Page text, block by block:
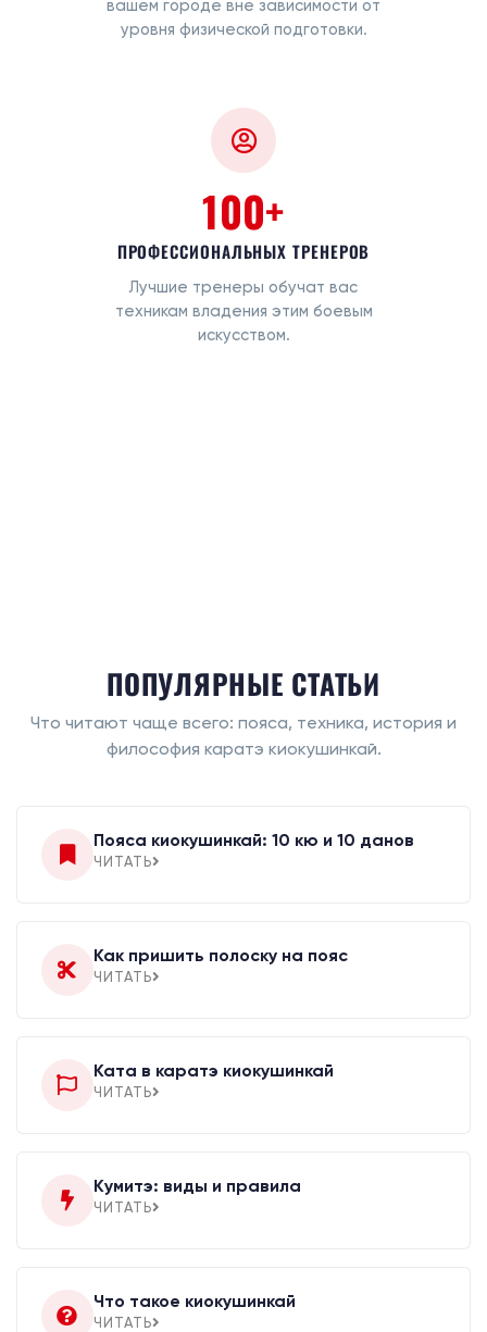
вашем городе вне зависимости от
уровня физической подготовки.
100+
ПРОФЕССИОНАЛЬНЫХ ТРЕНЕРОВ
Лучшие тренеры обучат вас
техникам владения этим боевым
искусством.
ПОПУЛЯРНЫЕ СТАТЬИ
Что читают чаще всего: пояса, техника, история и
философия каратэ киокушинкай.
Пояса киокушинкай: 10 кю и 10 данов
ЧИТАТЬ
Как пришить полоску на пояс
ЧИТАТЬ
Ката в каратэ киокушинкай
ЧИТАТЬ
Кумитэ: виды и правила
ЧИТАТЬ
Что такое киокушинкай
ЧИТАТЬ